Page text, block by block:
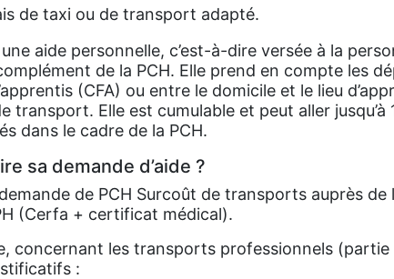
de taxi ou de transport adapté.
aide personnelle, c’est-à-dire versée à la
de la PCH. Elle prend en compte les
(CFA) ou entre le domicile et le lieu
transport. Elle est cumulable et peut aller
dans le cadre de la PCH.
sa demande d’aide ?
de PCH Surcoût de transports auprès
(Cerfa + certificat médical).
concernant les transports professionnels (partie
: